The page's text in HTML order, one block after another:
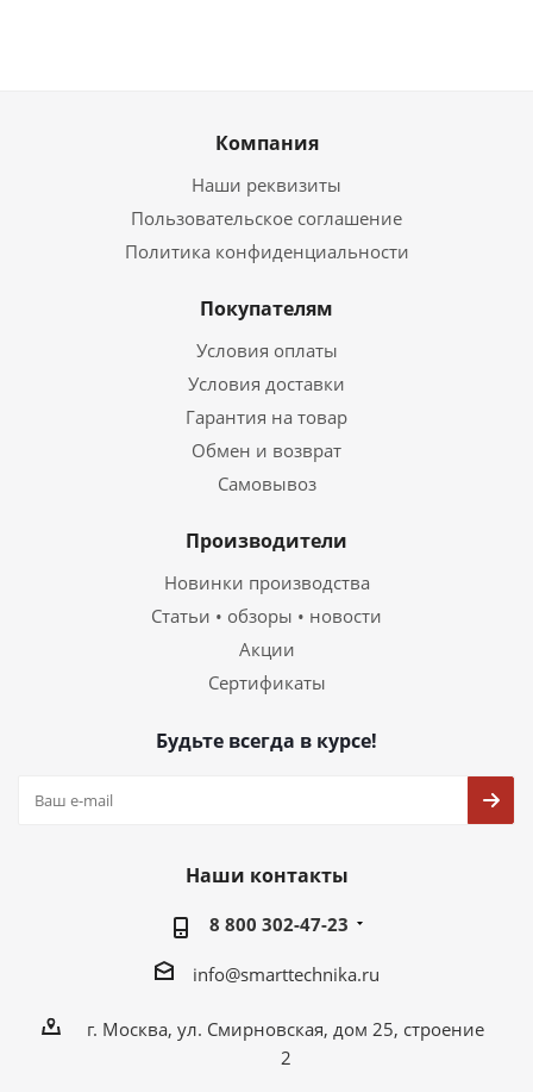
Компания
Наши реквизиты
Пользовательское соглашение
Политика конфиденциальности
Покупателям
Условия оплаты
Условия доставки
Гарантия на товар
Обмен и возврат
Самовывоз
Производители
Новинки производства
Статьи • обзоры • новости
Акции
Сертификаты
Будьте всегда в курсе!
Наши контакты
8 800 302-47-23
info@smarttechnika.ru
г. Москва, ул. Смирновская, дом 25, строение
2